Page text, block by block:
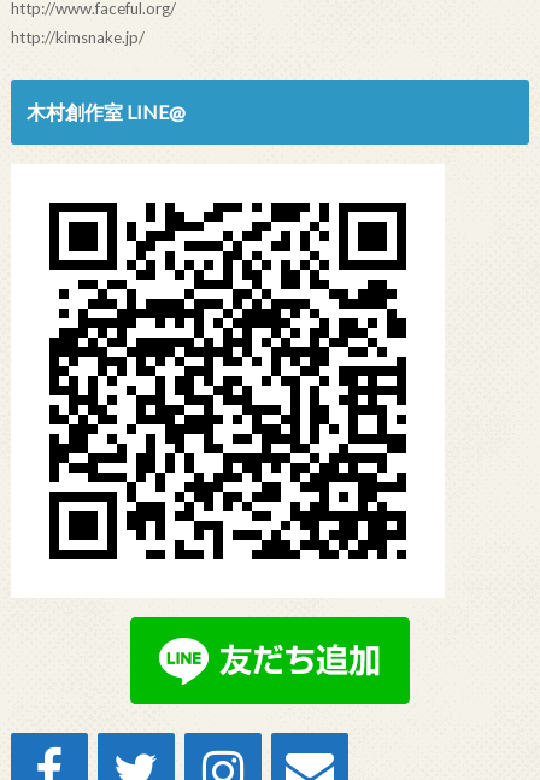
http://www.faceful.org/
http://kimsnake.jp/
木村創作室 LINE@